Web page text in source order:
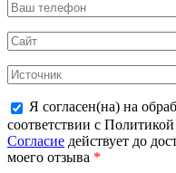
Я согласен(на) на
соответствии с
Согласие действует до
моего отзыва *